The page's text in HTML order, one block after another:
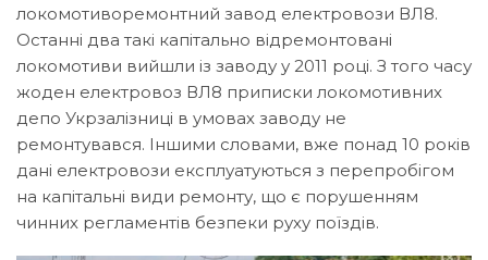
локомотиворемонтний завод електровози ВЛ8.
Останні два такі капітально відремонтовані
локомотиви вийшли із заводу у 2011 році. З того часу
жоден електровоз ВЛ8 приписки локомотивних
депо Укрзалізниці в умовах заводу не
ремонтувався. Іншими словами, вже понад 10 років
дані електровози експлуатуються з перепробігом
на капітальні види ремонту, що є порушенням
чинних регламентів безпеки руху поїздів.